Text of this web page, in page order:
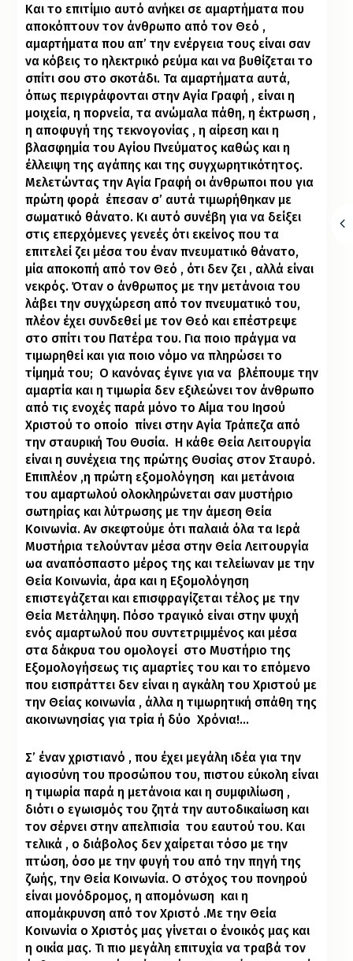
Και το επιτίμιο αυτό ανήκει σε αμαρτήματα που
αποκόπτουν τον άνθρωπο από τον Θεό ,
αμαρτήματα που απ’ την ενέργεια τους είναι σαν
να κόβεις το ηλεκτρικό ρεύμα και να βυθίζεται το
σπίτι σου στο σκοτάδι. Τα αμαρτήματα αυτά,
όπως περιγράφονται στην Αγία Γραφή , είναι η
μοιχεία, η πορνεία, τα ανώμαλα πάθη, η έκτρωση ,
η αποφυγή της τεκνογονίας , η αίρεση και η
βλασφημία του Αγίου Πνεύματος καθώς και η
έλλειψη της αγάπης και της συγχωρητικότητος.
Μελετώντας την Αγία Γραφή οι άνθρωποι που για
πρώτη φορά έπεσαν σ’ αυτά τιμωρήθηκαν με
σωματικό θάνατο. Κι αυτό συνέβη για να δείξει
στις επερχόμενες γενεές ότι εκείνος που τα
επιτελεί ζει μέσα του έναν πνευματικό θάνατο,
μία αποκοπή από τον Θεό , ότι δεν ζει , αλλά είναι
νεκρός. Όταν ο άνθρωπος με την μετάνοια του
λάβει την συγχώρεση από τον πνευματικό του,
πλέον έχει συνδεθεί με τον Θεό και επέστρεψε
στο σπίτι του Πατέρα του. Για ποιο πράγμα να
τιμωρηθεί και για ποιο νόμο να πληρώσει το
τίμημά του; Ο κανόνας έγινε για να βλέπουμε την
αμαρτία και η τιμωρία δεν εξιλεώνει τον άνθρωπο
από τις ενοχές παρά μόνο το Αίμα του Ιησού
Χριστού το οποίο πίνει στην Αγία Τράπεζα από
την σταυρική Του Θυσία. Η κάθε Θεία Λειτουργία
είναι η συνέχεια της πρώτης Θυσίας στον Σταυρό.
Επιπλέον ,η πρώτη εξομολόγηση και μετάνοια
του αμαρτωλού ολοκληρώνεται σαν μυστήριο
σωτηρίας και λύτρωσης με την άμεση Θεία
Κοινωνία. Αν σκεφτούμε ότι παλαιά όλα τα Ιερά
Μυστήρια τελούνταν μέσα στην Θεία Λειτουργία
ωα αναπόσπαστο μέρος της και τελείωναν με την
Θεία Κοινωνία, άρα και η Εξομολόγηση
επιστεγάζεται και επισφραγίζεται τέλος με την
Θεία Μετάληψη. Πόσο τραγικό είναι στην ψυχή
ενός αμαρτωλού που συντετριμμένος και μέσα
στα δάκρυα του ομολογεί στο Μυστήριο της
Εξομολογήσεως τις αμαρτίες του και το επόμενο
που εισπράττει δεν είναι η αγκάλη του Χριστού με
την Θείας κοινωνία , άλλα η τιμωρητική σπάθη της
ακοινωνησίας για τρία ή δύο Χρόνια!…
Σ’ έναν χριστιανό , που έχει μεγάλη ιδέα για την
αγιοσύνη του προσώπου του, πιστου εύκολη είναι
η τιμωρία παρά η μετάνοια και η συμφιλίωση ,
διότι ο εγωισμός του ζητά την αυτοδικαίωση και
τον σέρνει στην απελπισία του εαυτού του. Και
τελικά , ο διάβολος δεν χαίρεται τόσο με την
πτώση, όσο με την φυγή του από την πηγή της
ζωής, την Θεία Κοινωνία. Ο στόχος του πονηρού
είναι μονόδρομος, η απομόνωση και η
απομάκρυνση από τον Χριστό .Με την Θεία
Κοινωνία ο Χριστός μας γίνεται ο ένοικός μας και
η οικία μας. Τι πιο μεγάλη επιτυχία να τραβά τον